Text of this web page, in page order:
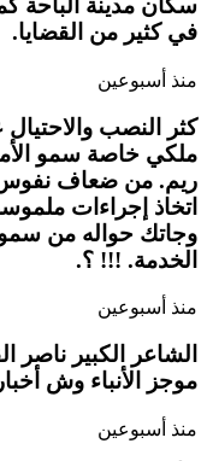
سكان مدينة الباحة
في كثير من القضايا.
منذ أسبوعين
كثر النصب
ملكي خاصة سمو
ريم. من ضعاف نفوس
اتخاذ إجراءات
وجاتك حواله من
الخدمة. !!! ؟.
منذ أسبوعين
الشاعر الكبير ناصر
موجز الأنباء وش
منذ أسبوعين